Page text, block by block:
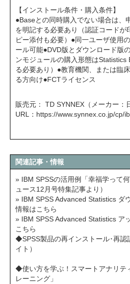
【インストール条件・購入条件】
●Baseとの同時購入でない場合は、
を明記する必要あり（認証コードが
ピー添付も必要）●同一ユーザ使用
ール可能●DVD版とダウンロード版
ンモジュールの購入形態は
る必要あり）●教育機関、または臨
る方向け●FCTライセンス
販売元： TD SYNNEX（メーカー：
URL： https://www.synnex.co.jp/cp/
関連記事・情報
» IBM SPSSの活用例「幸福学って
ュース12月号特集記事より）
» IBM SPSS Advanced Statistics ダ
情報はこちら
» IBM SPSS Advanced Statistics ア
こちら
◆SPSS製品の再インストール･再認
イト）
◆使い方を学ぶ！スマートアナリテ
レーニング」